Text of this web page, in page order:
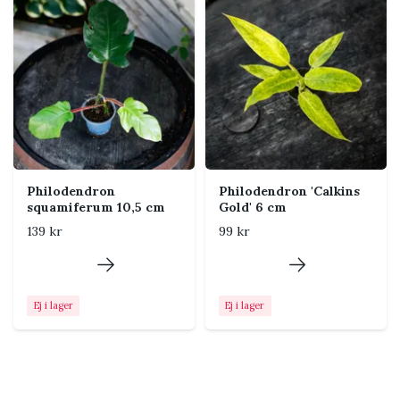
Luftfuktighet
Normal rumsluft fungerar för
många sorter, men något
högre luftfuktighet gynnar
nya blad och storbladiga
arter.
Temperatur
Trivs bäst varmt och jämnt,
helst över cirka 18 °C. Undvik
Näring
Ge svag tropisk växtnäring
regelbundet under vår och
när tillväxten avtar under
Philodendron
squamiferum 10,5 cm
139 kr
Ej i lager
Philodendron 'Calkins
Gold' 6 cm
99 kr
Ej i lager